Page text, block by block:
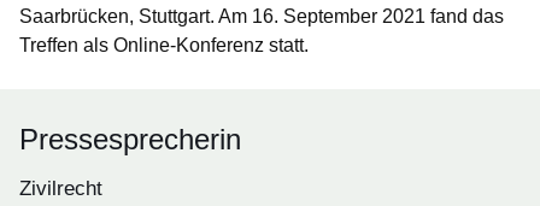
Saarbrücken, Stuttgart. Am 16. September 2021 fand das
Treffen als Online-Konferenz statt.
Pressesprecherin
Zivilrecht